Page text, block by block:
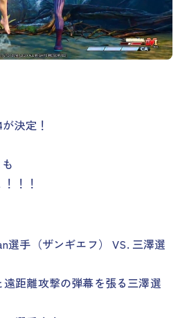
決定！
！！
選手（ザンギエフ） VS. 三澤選
距離攻撃の弾幕を張る三澤選